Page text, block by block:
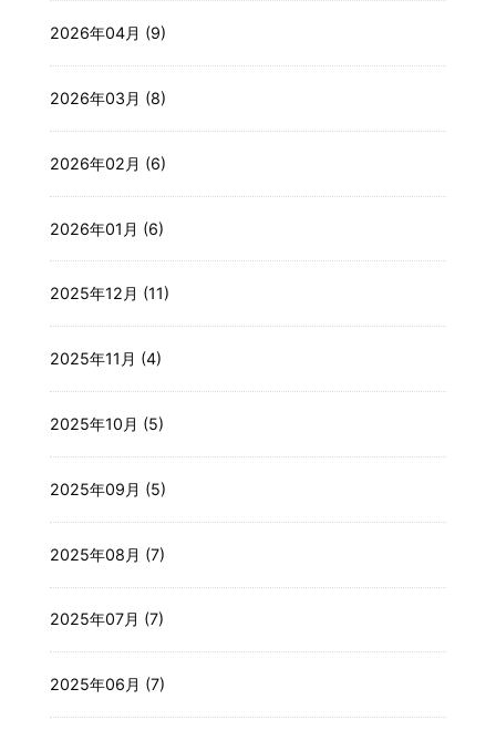
2026年04月 (9)
2026年03月 (8)
2026年02月 (6)
2026年01月 (6)
2025年12月 (11)
2025年11月 (4)
2025年10月 (5)
2025年09月 (5)
2025年08月 (7)
2025年07月 (7)
2025年06月 (7)